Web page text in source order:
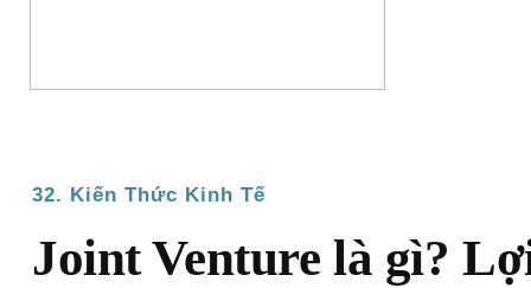
32. Kiến Thức Kinh Tế
Joint Venture là gì?